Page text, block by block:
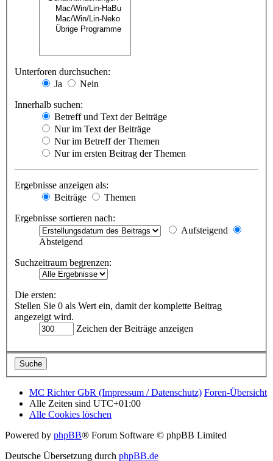
Unterforen durchsuchen:
Ja
Nein
Innerhalb suchen:
Betreff und Text der Beiträge
Nur im Text der Beiträge
Nur im Betreff der Themen
Nur im ersten Beitrag der Themen
Ergebnisse anzeigen als:
Beiträge
Themen
Ergebnisse sortieren nach:
Aufsteigend
Absteigend
Suchzeitraum begrenzen:
Die ersten:
Stellen Sie 0 als Wert ein, damit der komplette Beitrag
angezeigt wird.
Zeichen der Beiträge anzeigen
MC Richter GbR (Impressum / Datenschutz) Foren-Übersicht
Alle Zeiten sind UTC+01:00
Alle Cookies löschen
Powered by phpBB® Forum Software © phpBB Limited
Deutsche Übersetzung durch phpBB.de